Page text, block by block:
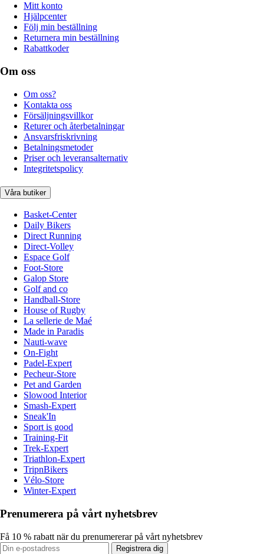
Mitt konto
Hjälpcenter
Följ min beställning
Returnera min beställning
Rabattkoder
Om oss
Om oss?
Kontakta oss
Försäljningsvillkor
Returer och återbetalningar
Ansvarsfriskrivning
Betalningsmetoder
Priser och leveransalternativ
Integritetspolicy
Våra butiker
Basket-Center
Daily Bikers
Direct Running
Direct-Volley
Espace Golf
Foot-Store
Galop Store
Golf and co
Handball-Store
House of Rugby
La sellerie de Maé
Made in Paradis
Nauti-wave
On-Fight
Padel-Expert
Pecheur-Store
Pet and Garden
Slowood Interior
Smash-Expert
Sneak'In
Sport is good
Training-Fit
Trek-Expert
Triathlon-Expert
TripnBikers
Vélo-Store
Winter-Expert
Prenumerera på vårt nyhetsbrev
Få 10 % rabatt när du prenumererar på vårt nyhetsbrev
Registrera dig